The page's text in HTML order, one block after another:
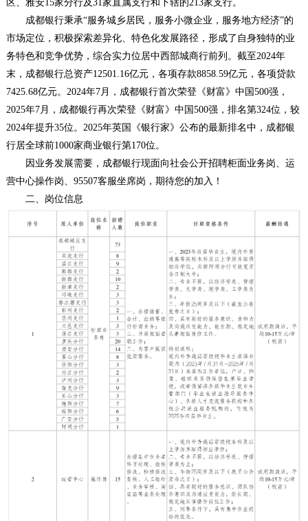
区、雅安15家分行及31家直属支行和下辖的213家支行。
成都银行秉承“服务城乡居民，服务小微企业，服务地方经济”的
市场定位，积极探索差异化、特色化发展路径，形成了自身独特的业
务特色和竞争优势，综合实力位居中西部城商行前列。截至2024年
末，成都银行总资产12501.16亿元，各项存款8858.59亿元，各项贷款
7425.68亿元。2024年7月，成都银行首次荣登《财富》中国500强，
2025年7月，成都银行再次荣登《财富》中国500强，排名第324位，较
2024年提升35位。2025年英国《银行家》公布的最新排名中，成都银
行居全球前1000家商业银行第170位。
因业务发展需要，成都银行现面向社会公开招聘柜面业务岗、运
营中心操作岗、95507客服坐席岗，期待您的加入！
二、岗位信息